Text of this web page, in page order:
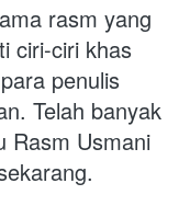
rasm yang
ciri-ciri khas
penulis
Telah banyak
Rasm Usmani